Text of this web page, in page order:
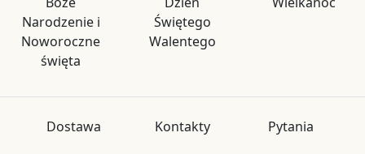
Narodzenie i
Noworoczne
święta
Świętego
Walentego
Dostawa Kontakty Pytania